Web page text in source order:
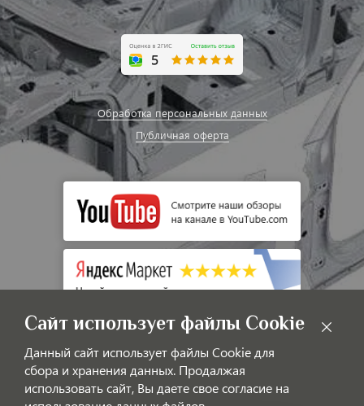
Обработка персональных данных
Публичная оферта
Сайт использует файлы Cookie
Данный сайт использует файлы Cookie для
сбора и хранения данных. Продалжая
использовать сайт, Вы даете свое согласие на